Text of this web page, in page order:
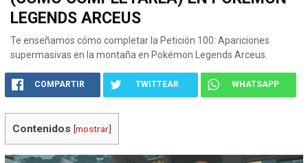
LEGENDS ARCEUS
Te enseñamos cómo completar la Petición 100: Apariciones
supermasivas en la montaña en Pokémon Legends Arceus.
COMPARTIR TWITTEAR WHATSAPP
Contenidos [mostrar]